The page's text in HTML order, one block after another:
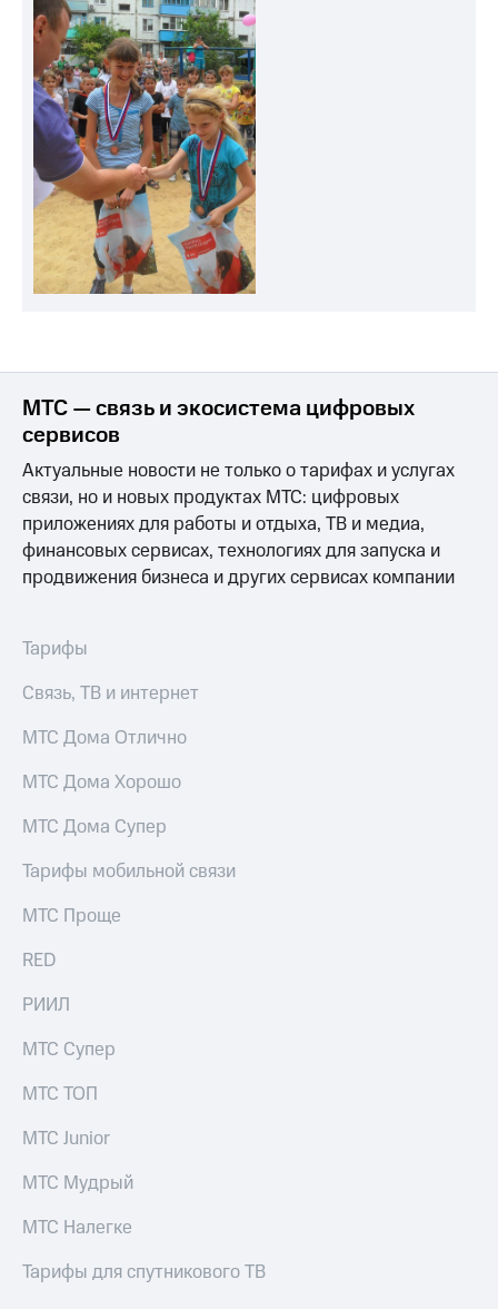
кабинет
акционера
Акционерный
капитал
Контроль
и
аудит
Рынок
акций
Описание
Программа
приобретения
Порядок
Рынок
Описание
Уведомление
о
погашении
именных
облигаций
Другое
развитие
этика
На главную
МТС — связь и экосистема цифровых
сервисов
Актуальные новости не только о тарифах и услугах
связи, но и новых продуктах МТС: цифровых
приложениях для работы и отдыха, ТВ и медиа,
финансовых сервисах, технологиях для запуска и
продвижения бизнеса и других сервисах компании
Тарифы
Связь, ТВ и интернет
МТС Дома Отлично
МТС Дома Хорошо
МТС Дома Супер
Тарифы мобильной связи
МТС Проще
RED
РИИЛ
МТС Супер
МТС ТОП
МТС Junior
МТС Мудрый
МТС Налегке
Тарифы для спутникового ТВ